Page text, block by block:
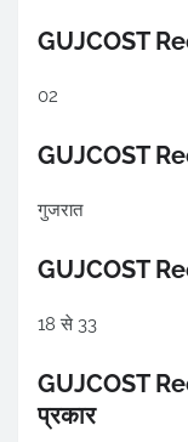
GUJCOST
02
GUJCOST
गुजरात
GUJCOST
18 से 33
GUJCOST
प्रकार